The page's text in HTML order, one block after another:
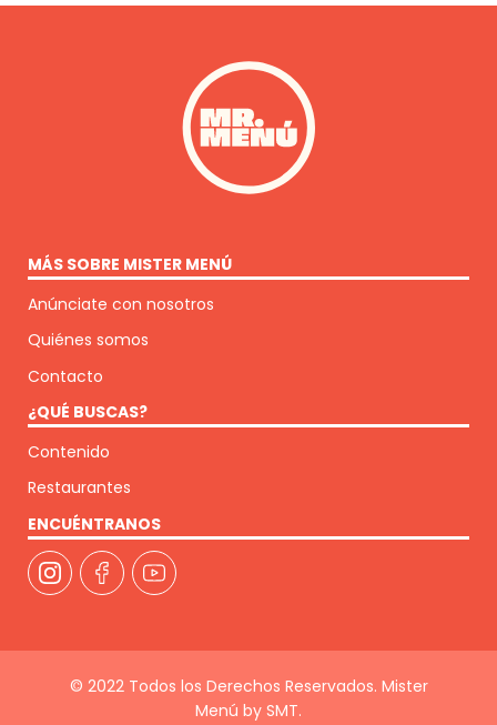
MÁS SOBRE MISTER MENÚ
Anúnciate con nosotros
Quiénes somos
Contacto
¿QUÉ BUSCAS?
Contenido
Restaurantes
ENCUÉNTRANOS
© 2022 Todos los Derechos Reservados. Mister
Menú by SMT.